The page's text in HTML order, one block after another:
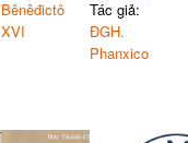
Bênêđictô
XVI
Tác giả:
ĐGH.
Phanxico